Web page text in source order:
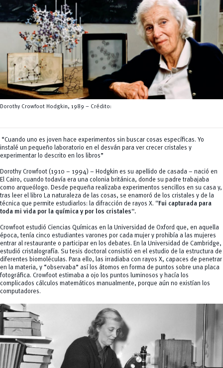
CEISH
Propiedad intelectual
Dorothy Crowfoot Hodgkin, 1989 – Crédito:
“Cuando uno es joven hace experimentos sin buscar cosas específicas. Yo
instalé un pequeño laboratorio en el desván para ver crecer cristales y
experimentar lo descrito en los libros”
Dorothy Crowfoot (1910 – 1994) – Hodgkin es su apellido de casada – nació en
El Cairo, cuando todavía era una colonia británica, donde su padre trabajaba
como arqueólogo. Desde pequeña realizaba experimentos sencillos en su casa y,
tras leer el libro
La naturaleza de las cosas, se enamoró de los cristales y de la
técnica que permite estudiarlos: la difracción de rayos X. “Fui capturada para
toda mi vida por la química y por los cristales”.
Crowfoot estudió Ciencias Químicas en la Universidad de Oxford que, en aquella
época, tenía cinco estudiantes varones por cada mujer y prohibía a las mujeres
entrar al restaurante o participar en los debates. En la Universidad de Cambridge,
estudió cristalografía. Su tesis doctoral consistió en el estudio de la estructura de
diferentes biomoléculas. Para ello, las irradiaba con rayos X, capaces de penetrar
en la materia, y “observaba” así los átomos en forma de puntos sobre una placa
fotográfica. Crowfoot estimaba a ojo los puntos luminosos y hacía los
complicados cálculos matemáticos manualmente, porque aún no existían los
computadores.